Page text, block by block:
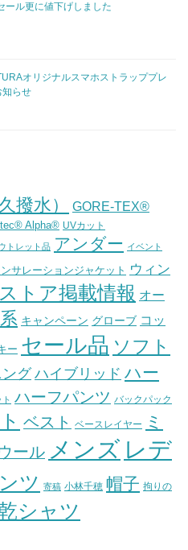
ール更に値下げしました
オリジナルスマホストラッププレ
知らせ
撥水）
GORE-TEX®
Alpha® UVカット
トレット品 アンダー イベント
サレーションジャケット ウィン
トア掲載情報 オー
キャンペーン グローブ コッ
ー セール品 ソフト
ング ハイブリッド ハー
ハーフパンツ バックパック
ベスト ベースレイヤー
ミ
ール メンズ レデ
ツ 寄稿 小林千穂 帽子 拘りの
シャツ